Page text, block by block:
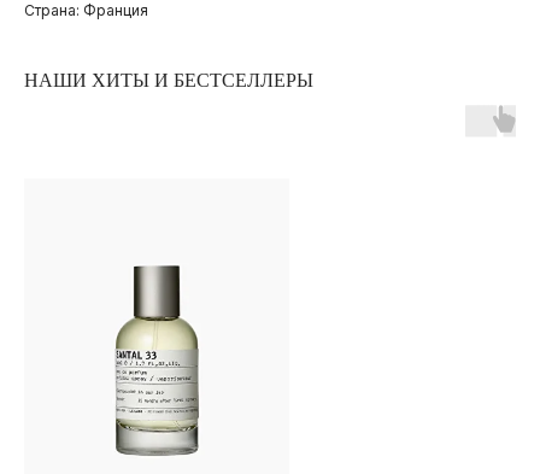
Страна: Франция
НАШИ ХИТЫ И БЕСТСЕЛЛЕРЫ
ОПЛАТА И ДОСТАВКА
ЧАСТЫЕ ВОПРОСЫ